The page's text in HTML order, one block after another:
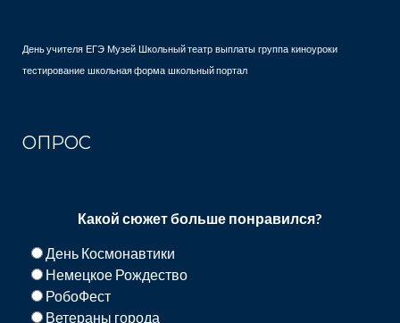
День учителя ЕГЭ Музей Школьный театр выплаты группа киноуроки
тестирование школьная форма школьный портал
ОПРОС
Какой сюжет больше понравился?
День Космонавтики
Немецкое Рождество
РобоФест
Ветераны города